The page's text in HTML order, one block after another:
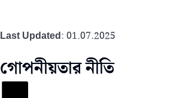
Last Updated: 01.07.2025
গোপনীয়তার নীতি